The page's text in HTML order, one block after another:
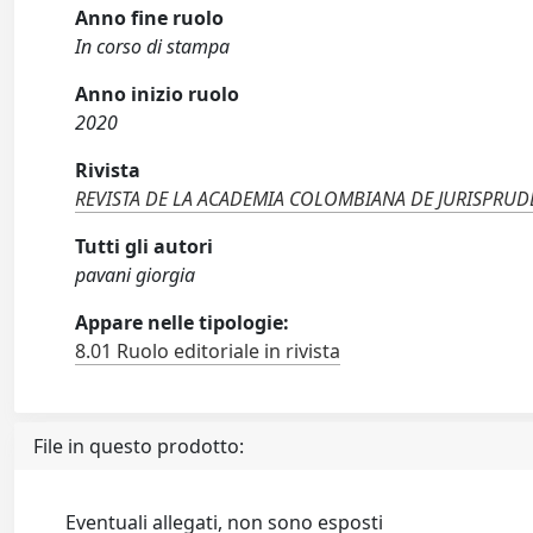
Anno fine ruolo
In corso di stampa
Anno inizio ruolo
2020
Rivista
REVISTA DE LA ACADEMIA COLOMBIANA DE
Tutti gli autori
pavani giorgia
Appare nelle tipologie:
8.01 Ruolo editoriale in rivista
File in questo prodotto:
Eventuali allegati, non sono esposti